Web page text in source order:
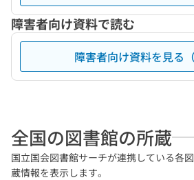
障害者向け資料で読む
障害者向け資料を見る（
全国の図書館の所蔵
国立国会図書館サーチが連携している各
蔵情報を表示します。